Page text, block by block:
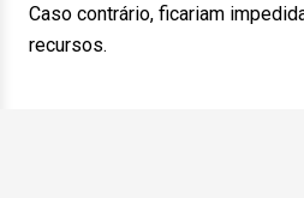
Caso contrário, ficariam
recursos.